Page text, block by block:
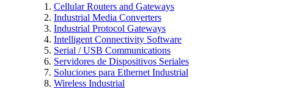
Cellular Routers and Gateways
Industrial Media Converters
Industrial Protocol Gateways
Intelligent Connectivity Software
Serial / USB Communications
Servidores de Dispositivos Seriales
Soluciones para Ethernet Industrial
Wireless Industrial